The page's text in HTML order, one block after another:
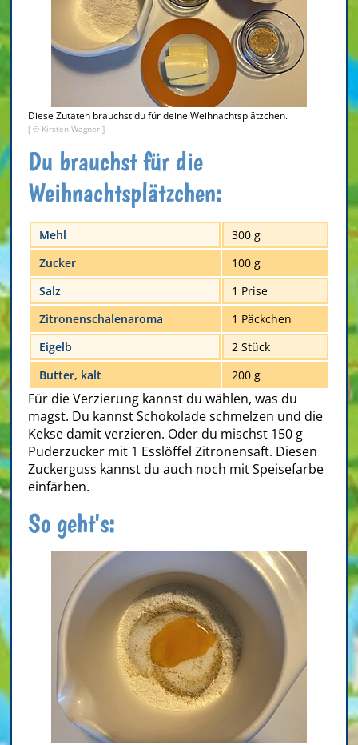
Diese Zutaten brauchst du für deine Weihnachtsplätzchen.
[ © Kirsten Wagner ]
Du brauchst für die
Weihnachtsplätzchen:
Mehl
300 g
Zucker
100 g
Salz
1 Prise
Zitronenschalenaroma
1 Päckchen
Eigelb
2 Stück
Butter, kalt
200 g
Für die Verzierung kannst du wählen, was du
magst. Du kannst Schokolade schmelzen und die
Kekse damit verzieren. Oder du mischst 150 g
Puderzucker mit 1 Esslöffel Zitronensaft. Diesen
Zuckerguss kannst du auch noch mit Speisefarbe
einfärben.
So geht's: